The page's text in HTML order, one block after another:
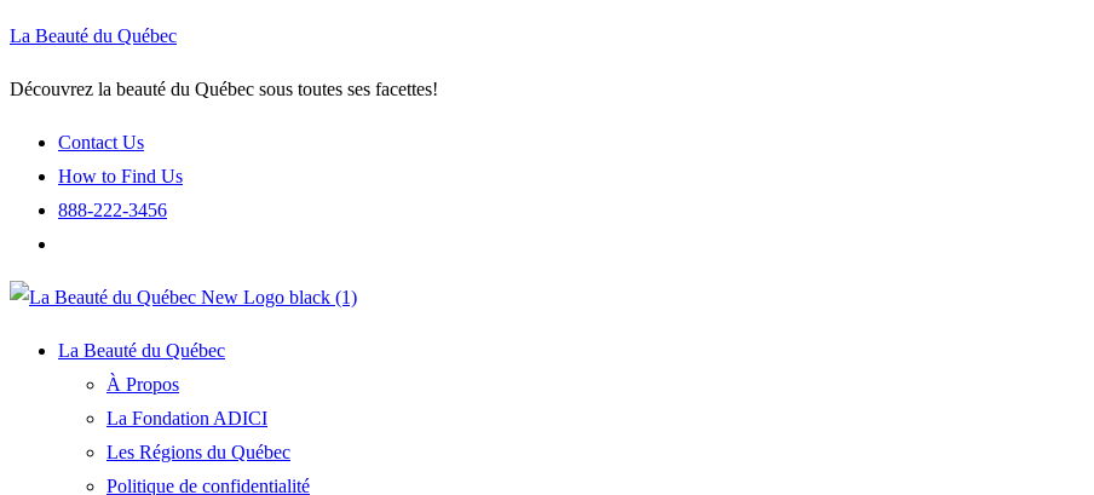
La Beauté du Québec
Découvrez la beauté du Québec sous toutes ses facettes!
Contact Us
How to Find Us
888-222-3456
La Beauté du Québec
À Propos
La Fondation ADICI
Les Régions du Québec
Politique de confidentialité